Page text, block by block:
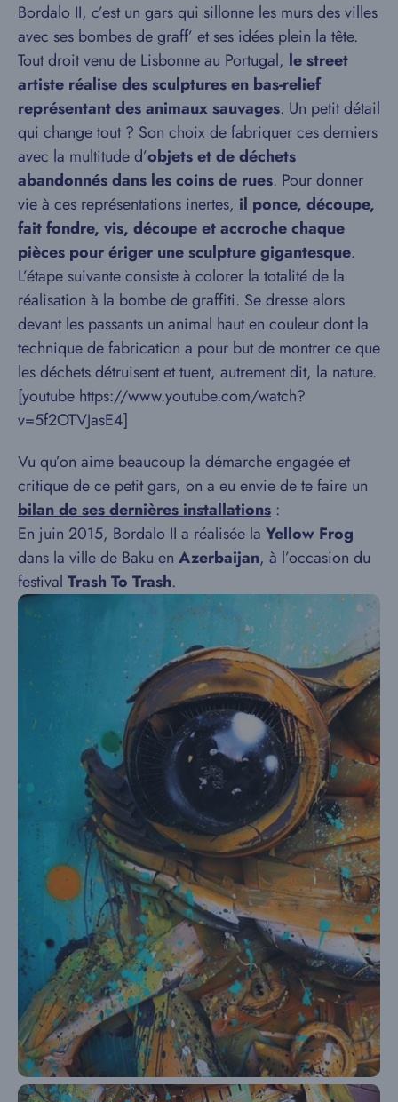
Bordalo II, c’est un gars qui sillonne les murs des villes
avec ses bombes de graff’ et ses idées plein la tête.
Tout droit venu de Lisbonne au Portugal, le street
artiste réalise des sculptures en bas-relief
représentant des animaux sauvages. Un petit détail
qui change tout ? Son choix de fabriquer ces derniers
avec la multitude d’objets et de déchets
abandonnés dans les coins de rues. Pour donner
vie à ces représentations inertes, il ponce, découpe,
fait fondre, vis, découpe et accroche chaque
pièces pour ériger une sculpture gigantesque.
L’étape suivante consiste à colorer la totalité de la
réalisation à la bombe de graffiti. Se dresse alors
devant les passants un animal haut en couleur dont la
technique de fabrication a pour but de montrer ce que
les déchets détruisent et tuent, autrement dit, la nature.
[youtube https://www.youtube.com/watch?
v=5f2OTVJasE4]
Vu qu’on aime beaucoup la démarche engagée et
critique de ce petit gars, on a eu envie de te faire un
bilan de ses dernières installations :
En juin 2015, Bordalo II a réalisée la Yellow Frog
dans la ville de Baku en Azerbaijan, à l’occasion du
festival Trash To Trash.